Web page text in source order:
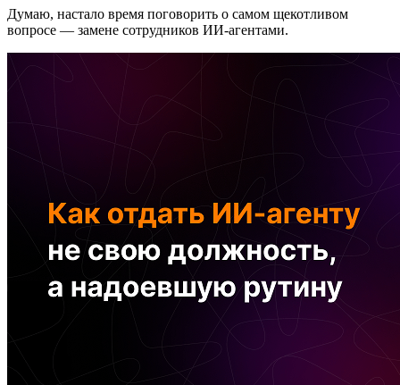
Думаю, настало время поговорить о самом щекотливом
вопросе — замене сотрудников ИИ-агентами.